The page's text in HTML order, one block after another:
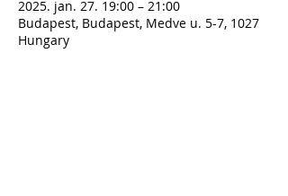
2025. jan. 27. 19:00 – 21:00
Budapest, Budapest, Medve u. 5-7, 1027
Hungary